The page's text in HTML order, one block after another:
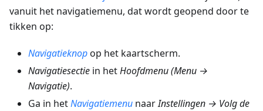
vanuit het navigatiemenu, dat wordt geopend door te
tikken op:
Navigatieknopop het kaartscherm.
Navigatiesectie in hetHoofdmenu(Menu →
Navigatie).
Ga in hetNavigatiemenu naarInstellingen → Volg de